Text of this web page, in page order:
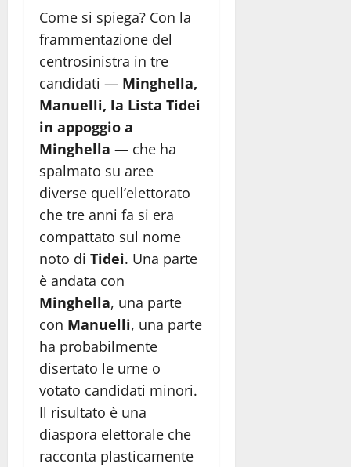
Come si spiega? Con la
frammentazione del
centrosinistra in tre
candidati — Minghella,
Manuelli, la Lista Tidei
in appoggio a
Minghella — che ha
spalmato su aree
diverse quell’elettorato
che tre anni fa si era
compattato sul nome
noto di Tidei. Una parte
è andata con
Minghella, una parte
con Manuelli, una parte
ha probabilmente
disertato le urne o
votato candidati minori.
Il risultato è una
diaspora elettorale che
racconta plasticamente